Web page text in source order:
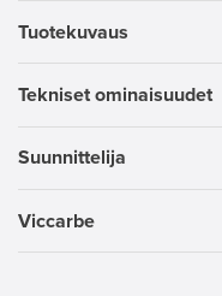
Tuotekuvaus
Tekniset ominaisuudet
Suunnittelija
Viccarbe